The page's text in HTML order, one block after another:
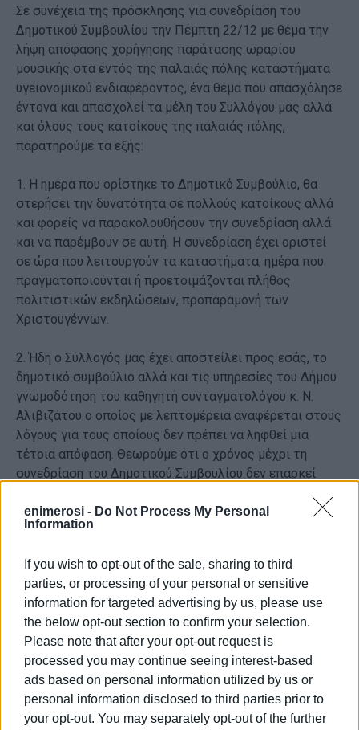
enimerosi - Do Not Process My Personal
Information
If you wish to opt-out of the sale, sharing to third
parties, or processing of your personal or sensitive
information for targeted advertising by us, please use
the below opt-out section to confirm your selection.
Please note that after your opt-out request is
processed you may continue seeing interest-based
ads based on personal information utilized by us or
personal information disclosed to third parties prior to
your opt-out. You may separately opt-out of the further
Σε συνέχεια της πρόσκλησης για συνεδρίαση του
Δημοτικού Συμβουλίου την Πέμπτη 22/12 με θέμα την
λήψη απόφασης χορήγησης παράτασης ωραρίου
μουσικής στα εντός της παλαιάς πόλης καταστήματα
υγειονομικού ενδιαφέροντος, ένα θέμα που απασχόλησε
έντονα και απασχολεί τα μέλη του Συλλόγου μας αλλά
και όλους τους κατοίκους της παλαιάς πόλης,
παρατηρούμε τα εξής:
1. Η ημέρα που ορίστηκε το Δημοτικό Συμβούλιο, θα
στερήσει την δυνατότητα σε πολλούς κατοίκους αλλά
και φορείς να παρακολουθήσουν την συνεδρίαση αλλά
και να παρέμβουν σε αυτή. Η συνεδρίαση έχει οριστεί
σε ώρα που λειτουργούν τα καταστήματα, ημέρα που
πραγματοποιούνται ή προετοιμάζονται πλήθος
πολιτιστικών εκδηλώσεων, προπαραμονή των
Χριστουγέννων.
2. Ήδη ο Σύλλογός μας έχει αποστείλει προς εσάς, το
δημοτικό συμβούλιο αλλά και τις υπηρεσίες του Δήμου
γνωμοδότηση του καθηγητή συνταγματολόγου κ. Ν.
Αλιβιζάτου ο οποίος με λεπτομέρεια αναφέρεται στους
λόγους για τους οποίους δεν πρέπει να ληφθεί μια
τέτοια απόφαση. Θεωρούμε ότι ο χρόνος μέχρι τη
συνεδρίαση του Δημοτικού Συμβουλίου δεν επαρκεί
γνωμοδότηση αυτή και να δώσουν μια εισήγηση προς το
δημοτικό συμβούλιο ούτε τα μέλη του δημοτικού
να διαμορφώσουν άποψη.
3. Η εισήγηση βάση της οποίας εισάγεται το θέμα στο
Δημοτικό Συμβούλιο προέρχεται από την Επιτροπή
Ποιότητας Ζωής, μία επιτροπή η σύνθεση της οποίας
έχει κριθεί παράνομη από το ΣΤΕ
4. Όποια απόφαση και να ληφθεί από το Δημοτικό
Συμβούλιο δεν θα έχει αποτέλεσμα στην λειτουργία